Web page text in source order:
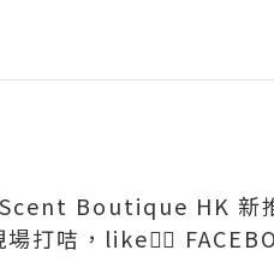
Boutique HK 新
打咭，like👍🏻